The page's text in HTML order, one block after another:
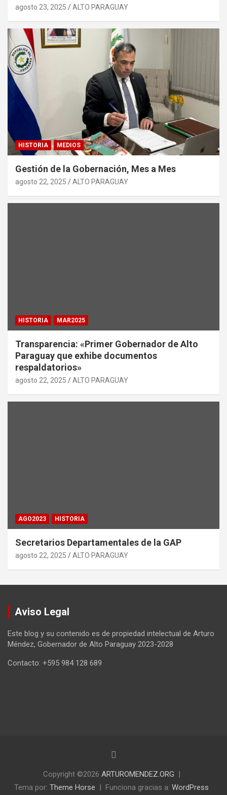
agosto 23, 2025 ALTO PARAGUAY
HISTORIA MEDIOS
Gestión de la Gobernación, Mes a Mes
agosto 22, 2025 ALTO PARAGUAY
HISTORIA MAR2025
Transparencia: «Primer Gobernador de Alto
Paraguay que exhibe documentos
respaldatorios»
agosto 22, 2025 ALTO PARAGUAY
AGO2023 HISTORIA
Secretarios Departamentales de la GAP
agosto 22, 2025 ALTO PARAGUAY
Aviso Legal
Este blog y su contenido es de propiedad intelectual de Arturo
Méndez, Gobernador de Alto Paraguay 2023-2028
Contacto: +595 984 128 689
Copyright ©2026 ARTUROMENDEZ.ORG
Tema por: Theme Horse Funciona gracias a: WordPress